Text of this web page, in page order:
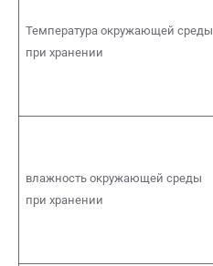
Температура окружающей среды
при хранении
влажность окружающей среды
при хранении